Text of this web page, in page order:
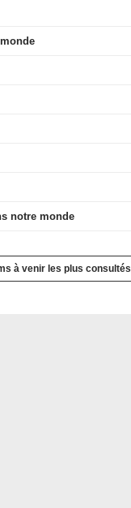
notre monde
à venir les plus consultés